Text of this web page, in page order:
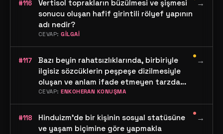
#116
Vertisol toprakların büzülmesi ve şişmesi
sonucu oluşan hafif girintili rölyef yapının
adı nedir?
CEVAP:GİLGAİ
→
#117
Bazı beyin rahatsızlıklarında, birbiriyle
ilgisiz sözcüklerin peşpeşe dizilmesiyle
oluşan ve anlam ifade etmeyen tarzda
cümleler kurulmasına ne denir?
CEVAP:ENKOHERAN KONUŞMA
•→
#118
Hinduizm'de bir kişinin sosyal statüsüne
ve yaşam biçimine göre yapmakla
•→